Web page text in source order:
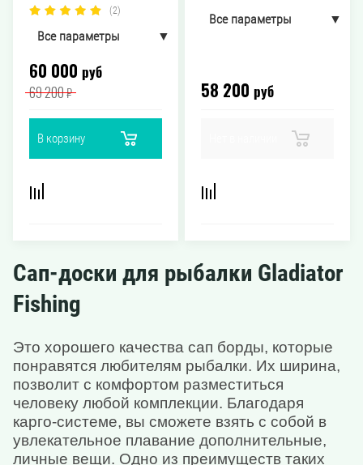
(2)
Все параметры ▼
Вес
15 кг
Грузоподъёмность
Размеры
60 000 руб
69 200₽
В корзину
Все параметры ▼
385*97*15 см
58 200 руб
Сап-доски для рыбалки Gladiator
Fishing
Это хорошего качества сап борды, которые
понравятся любителям рыбалки. Их ширина,
позволит с комфортом разместиться
человеку любой комплекции. Благодаря
карго-системе, вы сможете взять с собой в
увлекательное плавание дополнительные,
личные вещи. Одно из преимуществ таких